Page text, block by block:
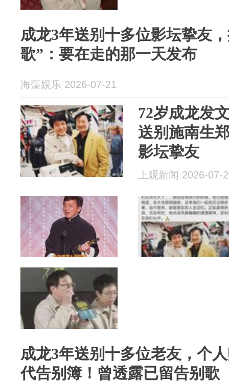
成龙3年送别十多位影坛挚友
歌”：要在走的那一天发布
海藻娱乐 2026-07-21
72岁成龙发
送别施南生
影坛挚友
上观新闻 2026-07-
成龙3年送别十多位老友，个
代告别簿！曾透露已留告别歌